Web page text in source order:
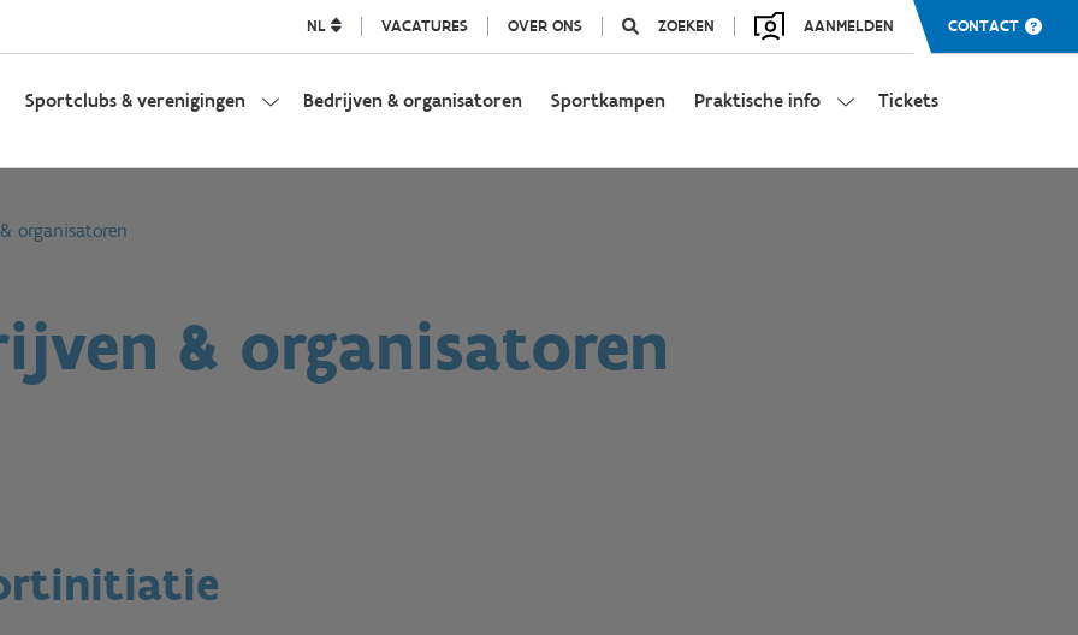
NL VACATURES OVER ONS ZOEKEN AANMELDEN CONTACT
Sportclubs & verenigingen Bedrijven & organisatoren Sportkampen Praktische info Tickets
organisatoren
& organisatoren